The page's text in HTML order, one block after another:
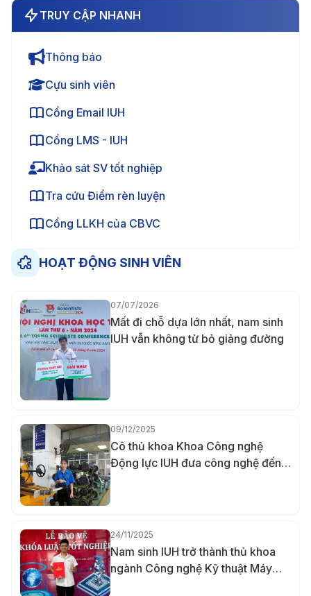
TRUY CẬP NHANH
Thông báo
Cựu sinh viên
Cổng Email IUH
Cổng LMS - IUH
Khảo sát SV tốt nghiệp
Tra cứu Điểm rèn luyện
Cổng LLKH của CBVC
HOẠT ĐỘNG SINH VIÊN
07/07/2026
Mất đi chỗ dựa lớn nhất, nam sinh
IUH vẫn không từ bỏ giảng đường
09/12/2025
Cô thủ khoa Khoa Công nghệ
Động lực IUH đưa công nghệ đến
gần hơn với người khuyết tật bằng
24/11/2025
Nam sinh IUH trở thành thủ khoa
ngành Công nghệ Kỹ thuật Máy
tính nhờ khả năng ghi nhớ vượt trội